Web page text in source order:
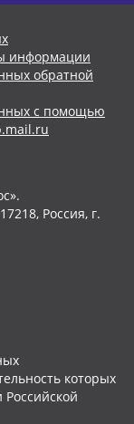
информации
обратной
с помощью
Россия, г.
которых